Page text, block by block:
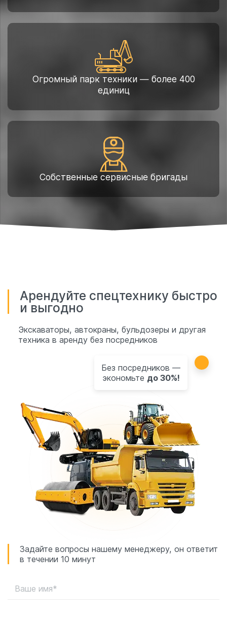
Огромный парк техники — более 400
единиц
Собственные сервисные бригады
Арендуйте спецтехнику быстро
и выгодно
Экскаваторы, автокраны, бульдозеры и другая
техника в аренду без посредников
Без посредников —
экономьте до 30%!
Задайте вопросы нашему менеджеру, он ответит
в течении 10 минут